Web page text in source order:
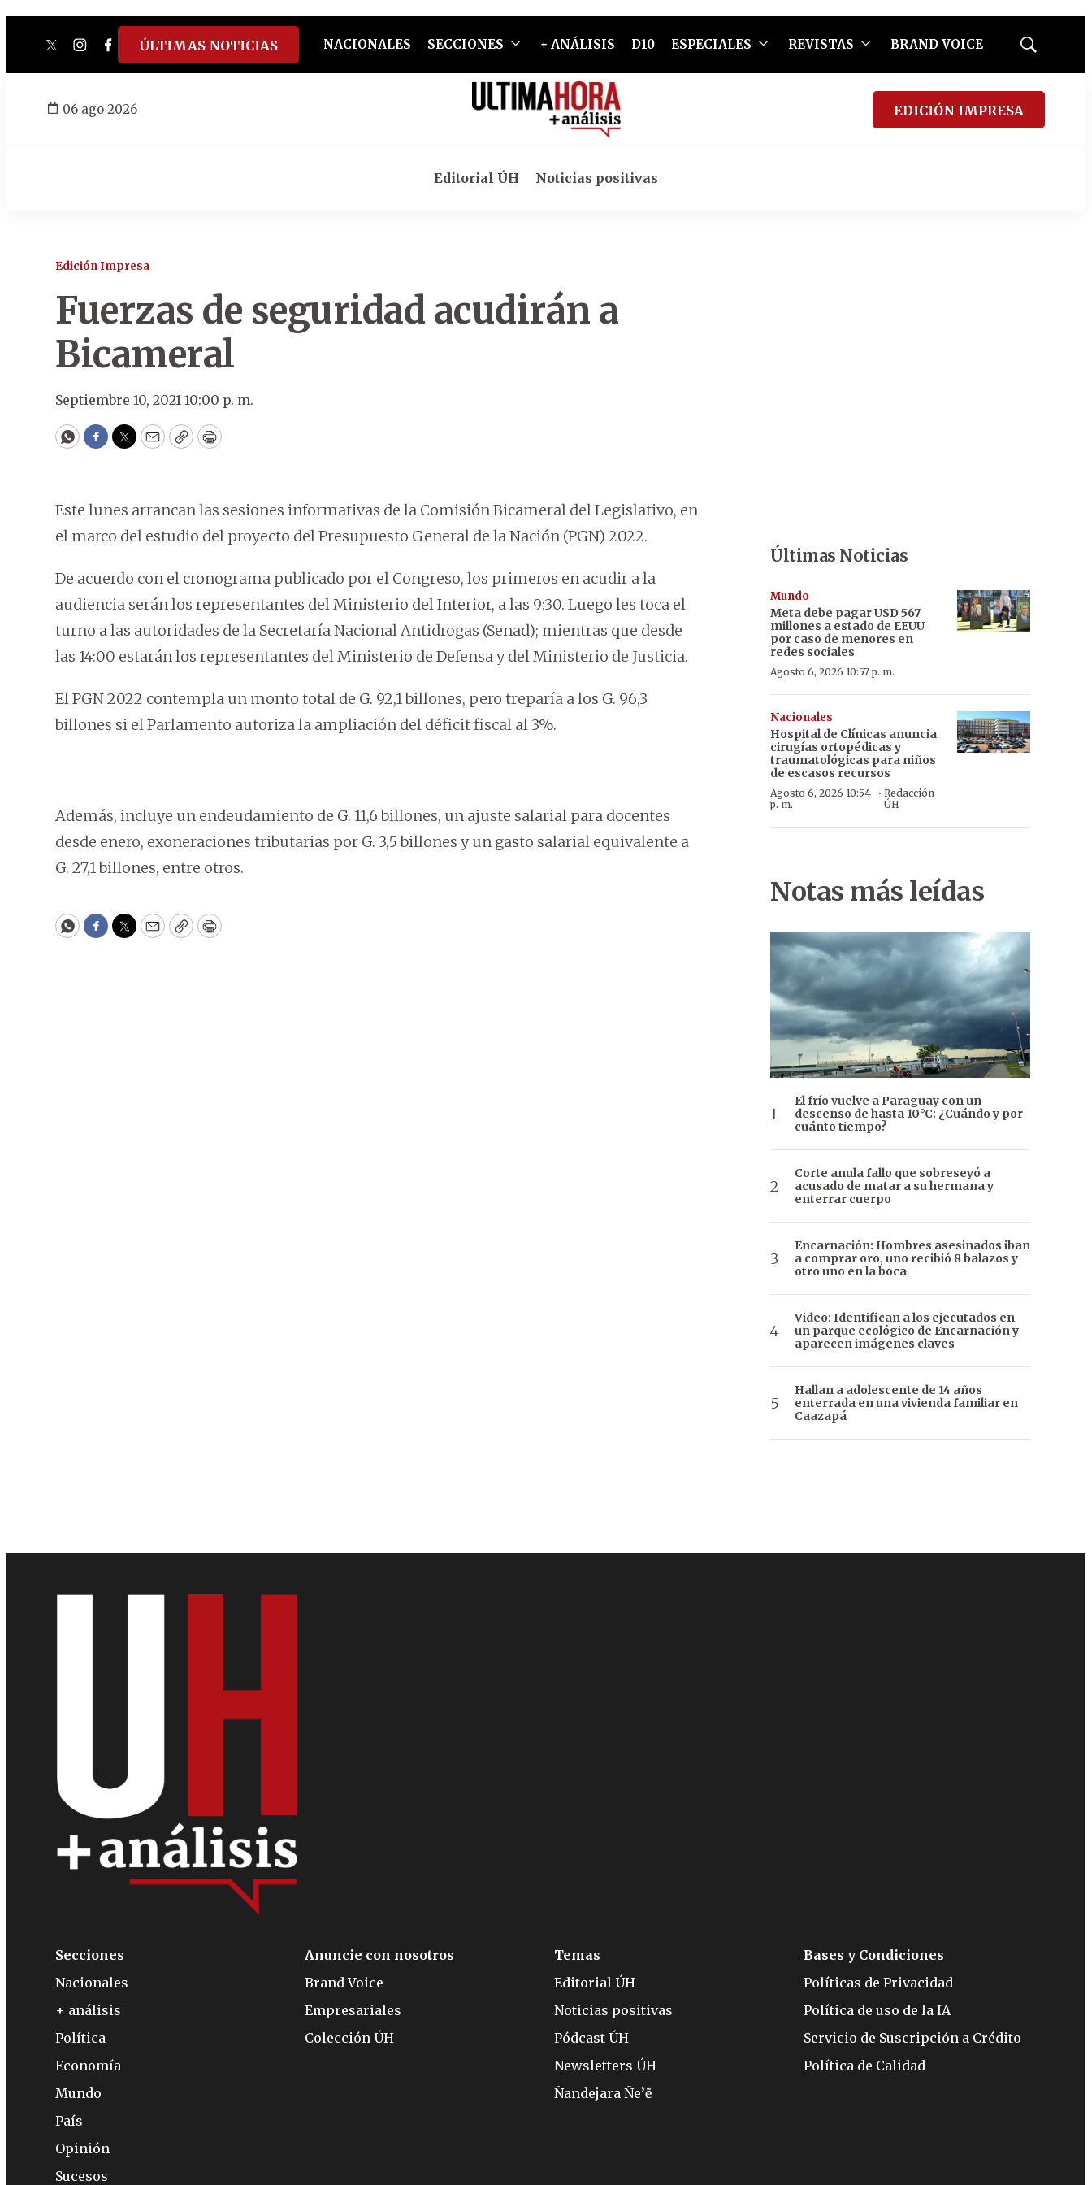
twitterinstagram
facebook
tiktokyoutube
spotify
ÚLTIMAS NOTICIAS NACIONALES SECCIONES + ANÁLISIS D10 ESPECIALES REVISTAS BRAND VOICE
Mostrar
06 ago 2026 EDICIÓN IMPRESA
Editorial ÚH Noticias positivas
Edición Impresa
Fuerzas de seguridad acudirán a
Bicameral
Septiembre 10, 2021 10:00 p. m.
WhatsApp
Facebook
Twitter
EmailCopyPrint
Este lunes arrancan las sesiones informativas de la Comisión Bicameral del Legislativo, en
el marco del estudio del proyecto del Presupuesto General de la Nación (PGN) 2022.
De acuerdo con el cronograma publicado por el Congreso, los primeros en acudir a la
audiencia serán los representantes del Ministerio del Interior, a las 9:30. Luego les toca el
turno a las autoridades de la Secretaría Nacional Antidrogas (Senad); mientras que desde
las 14:00 estarán los representantes del Ministerio de Defensa y del Ministerio de Justicia.
El PGN 2022 contempla un monto total de G. 92,1 billones, pero treparía a los G. 96,3
billones si el Parlamento autoriza la ampliación del déficit fiscal al 3%.
Además, incluye un endeudamiento de G. 11,6 billones, un ajuste salarial para docentes
desde enero, exoneraciones tributarias por G. 3,5 billones y un gasto salarial equivalente a
G. 27,1 billones, entre otros.
WhatsApp
Facebook
Twitter
EmailCopyPrint
Últimas Noticias
Mundo
Meta debe pagar USD 567
millones a estado de EEUU
por caso de menores en
redes sociales
Agosto 6, 2026 10:57 p. m.
Nacionales
Hospital de Clínicas anuncia
cirugías ortopédicas y
traumatológicas para niños
de escasos recursos
Agosto 6, 2026 10:54
p. m.
· Redacción
ÚH
Notas más leídas
El frío vuelve a Paraguay con un
descenso de hasta 10°C: ¿Cuándo y por
cuánto tiempo?
Corte anula fallo que sobreseyó a
acusado de matar a su hermana y
enterrar cuerpo
Encarnación: Hombres asesinados iban
a comprar oro, uno recibió 8 balazos y
otro uno en la boca
Video: Identifican a los ejecutados en
un parque ecológico de Encarnación y
aparecen imágenes claves
Hallan a adolescente de 14 años
enterrada en una vivienda familiar en
Caazapá
Secciones
Nacionales
+ análisis
Política
Economía
Mundo
País
Opinión
Sucesos
Anuncie con nosotros
Brand Voice
Empresariales
Colección ÚH
Temas
Editorial ÚH
Noticias positivas
Pódcast ÚH
Newsletters ÚH
Ñandejara Ñe’ẽ
Bases y Condiciones
Políticas de Privacidad
Política de uso de la IA
Servicio de Suscripción a Crédito
Política de Calidad